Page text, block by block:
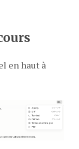
en haut à